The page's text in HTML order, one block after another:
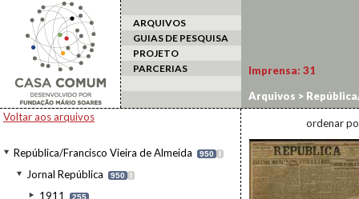
ARQUIVOS
GUIAS DE PESQUISA
PROJETO
PARCERIAS
Voltar aos arquivos
República/Francisco Vieira de Almeida 950 I
Jornal República 950 I
1911 255
Imprensa: 31
Arquivos >
ordenar